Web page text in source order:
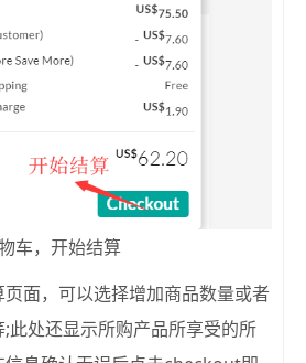
车，开始结算
面，可以选择增加商品数量或者
此处还显示所购产品所享受的所